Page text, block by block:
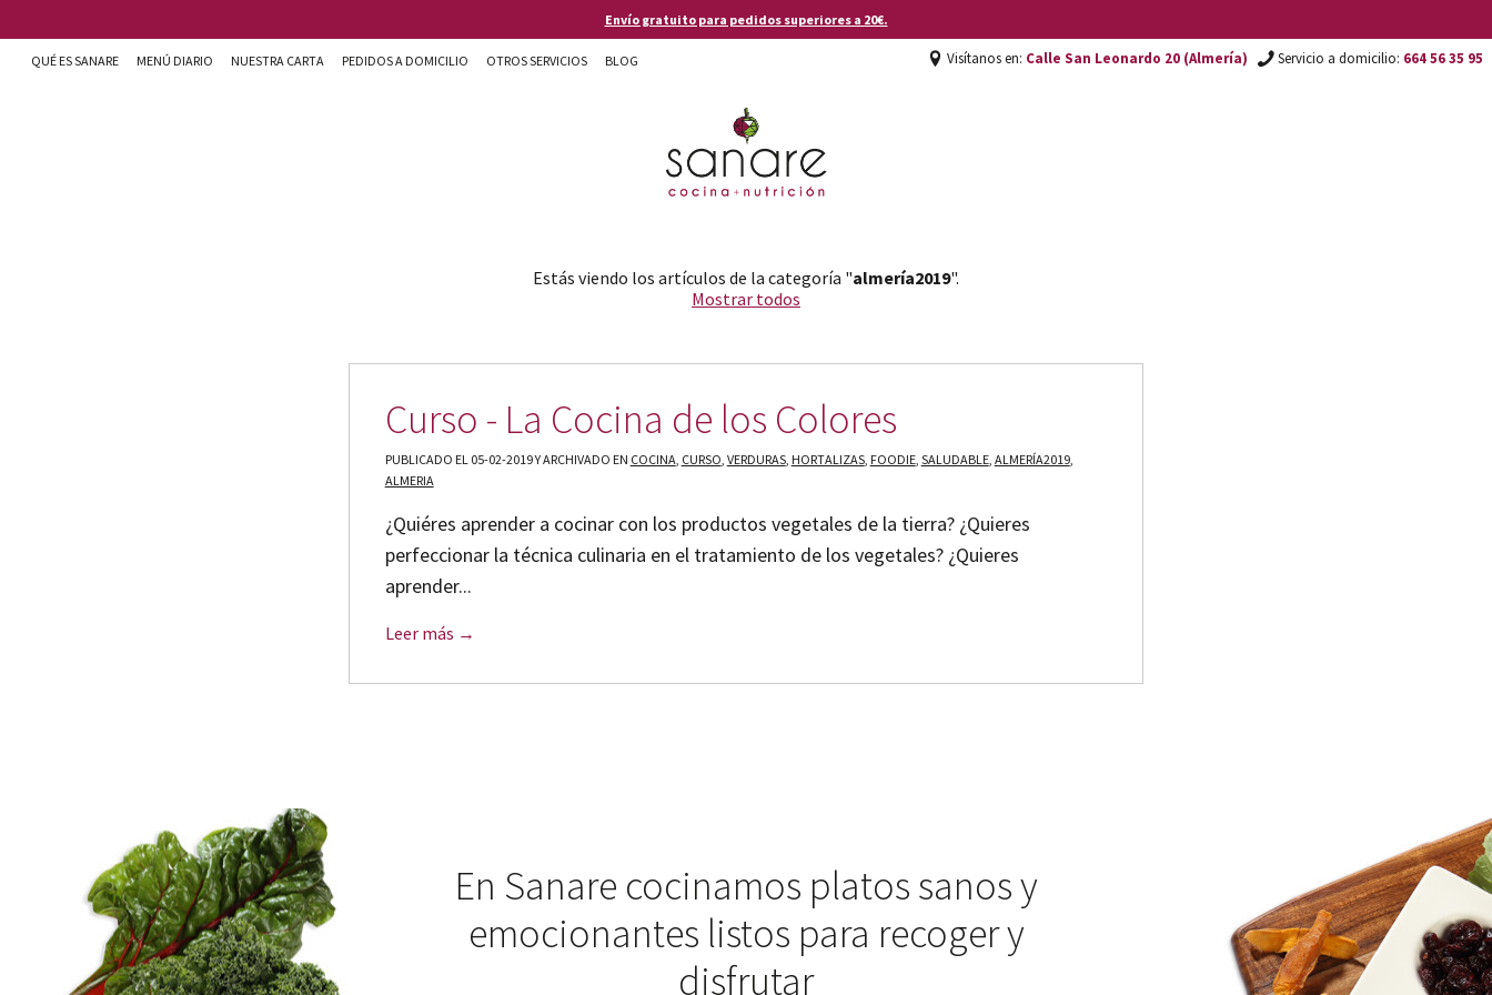
Envío gratuito para pedidos superiores a 20€.
QUÉ ES SANARE MENÚ DIARIO NUESTRA CARTA PEDIDOS A DOMICILIO OTROS SERVICIOS BLOG Visítanos en: Calle San Leonardo 20 (Almería) Servicio a domicilio: 664 56 35 95
Estás viendo los artículos de la categoría "almería2019".
Mostrar todos
Curso - La Cocina de los Colores
PUBLICADO EL 05-02-2019 Y ARCHIVADO EN COCINA, CURSO, VERDURAS, HORTALIZAS, FOODIE, SALUDABLE, ALMERÍA2019,
ALMERIA
¿Quiéres aprender a cocinar con los productos vegetales de la tierra? ¿Quieres
perfeccionar la técnica culinaria en el tratamiento de los vegetales? ¿Quieres
aprender...
Leer más →
En Sanare cocinamos platos sanos y
emocionantes listos para recoger y
disfrutar